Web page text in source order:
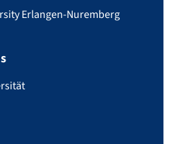
Erlangen-Nuremberg